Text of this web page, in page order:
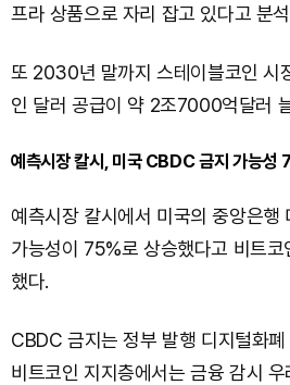
프라 상품으로 자리 잡고 있다고 분
또 2030년 말까지 스테이블코인 시
인 달러 공급이 약 2조7000억달러
예측시장 칼시, 미국 CBDC 금지 가능성
예측시장 칼시에서 미국의 중앙은
가능성이 75%로 상승했다고 비트
했다.
CBDC 금지는 정부 발행 디지털화폐
비트코인 지지층에서는 금융 감시